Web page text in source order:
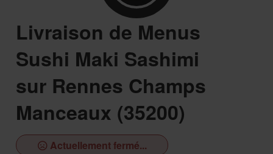
Livraison de Menus
Sushi Maki Sashimi
sur Rennes Champs
Manceaux (35200)
Actuellement fermé...